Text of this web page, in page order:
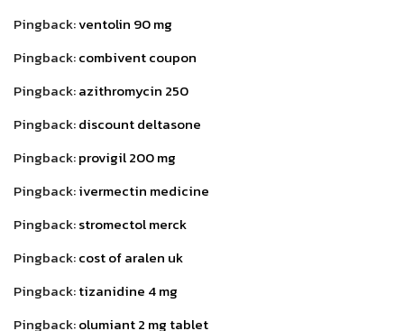
Pingback:ventolin 90 mg
Pingback:combivent coupon
Pingback:azithromycin 250
Pingback:discount deltasone
Pingback:provigil 200 mg
Pingback:ivermectin medicine
Pingback:stromectol merck
Pingback:cost of aralen uk
Pingback:tizanidine 4 mg
Pingback:olumiant 2 mg tablet